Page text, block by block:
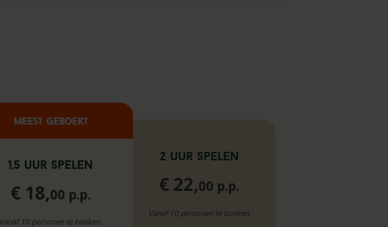
Meest geboekt
1,5 uur spelen
€ 18,00 p.p.
Vanaf 10 personen te boeken.
2 uur spelen
€ 22,00 p.p.
Vanaf 10 personen te boeken.